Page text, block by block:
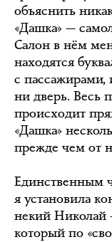
объяснить
«Дашка» —
Салон в нём
находятся
с пассажирами,
ни дверь. Весь
происходит
«Дашка»
прежде чем от
Единственным
я установила
некий Николай
который по